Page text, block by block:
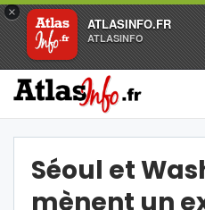
×
ATLASINFO.FR
ATLASINFO
Séoul et
mènent un